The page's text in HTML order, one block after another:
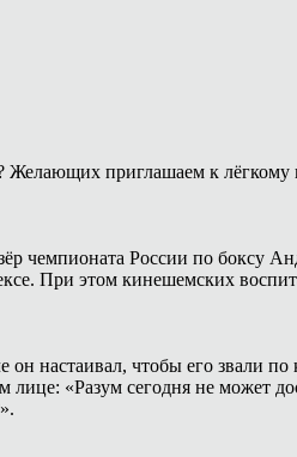
Желающих приглашаем к
чемпионата России по боксу
При этом кинешемских
настаивал, чтобы его звали по
лице: «Разум сегодня не может